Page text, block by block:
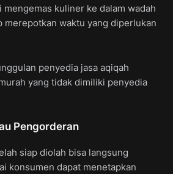
kuliner ke dalam wadah
merepotkan waktu yang diperlukan
penyedia jasa aqiqah
yang tidak dimiliki penyedia
Pengorderan
siap diolah bisa langsung
konsumen dapat menetapkan